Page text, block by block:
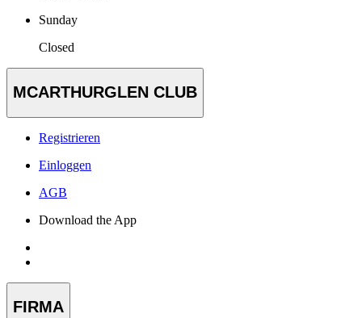
Sunday
Closed
MCARTHURGLEN CLUB
Registrieren
Einloggen
AGB
Download the App
FIRMA